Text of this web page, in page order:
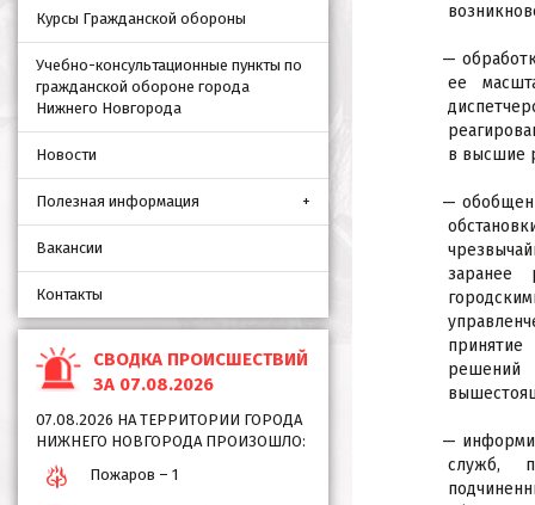
Курсы Гражданской обороны
Учебно-консультационные пункты по
гражданской обороне города
Нижнего Новгорода
Новости
Полезная информация
Вакансии
Контакты
СВОДКА ПРОИСШЕСТВИЙ
ЗА 07.08.2026
07.08.2026 НА ТЕРРИТОРИИ ГОРОДА
НИЖНЕГО НОВГОРОДА ПРОИЗОШЛО:
Пожаров – 1
ее
в высшие
заранее
служб,